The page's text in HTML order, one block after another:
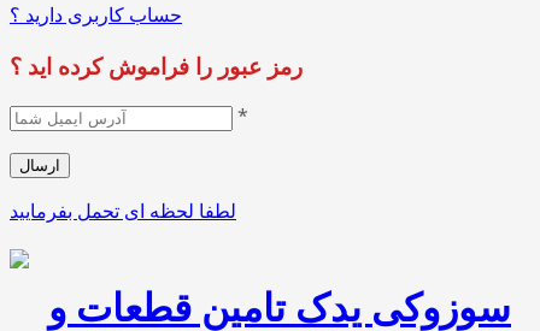
حساب کاربری دارید ؟
رمز عبور را فراموش کرده اید ؟
*
لطفا لحظه ای تحمل بفرمایید